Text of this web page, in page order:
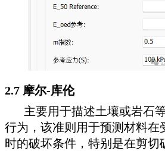
2.7 摩尔-库伦
主要用于描述土壤或岩石
行为，该准则用于预测材料在
时的破坏条件，特别是在剪切